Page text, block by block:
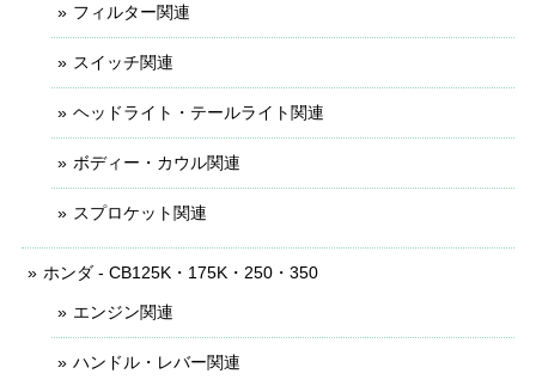
フィルター関連
スイッチ関連
ヘッドライト・テールライト関連
ボディー・カウル関連
スプロケット関連
ホンダ - CB125K・175K・250・350
エンジン関連
ハンドル・レバー関連